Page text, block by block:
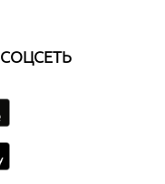
СОЦСЕТЬ